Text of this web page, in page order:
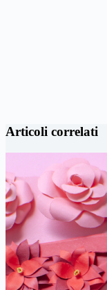
Articoli correlati